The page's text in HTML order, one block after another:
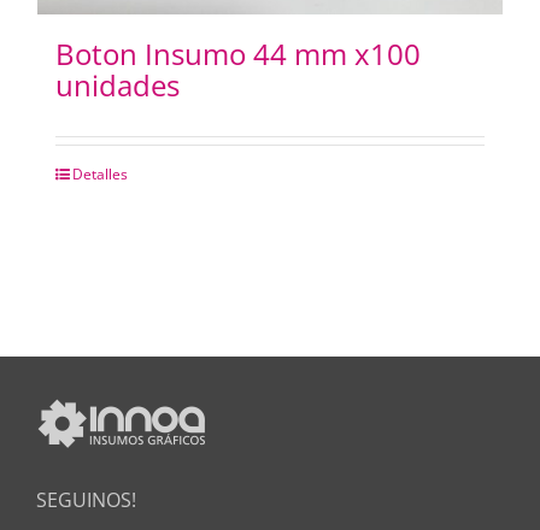
Boton Insumo 44 mm x100
unidades
Detalles
SEGUINOS!